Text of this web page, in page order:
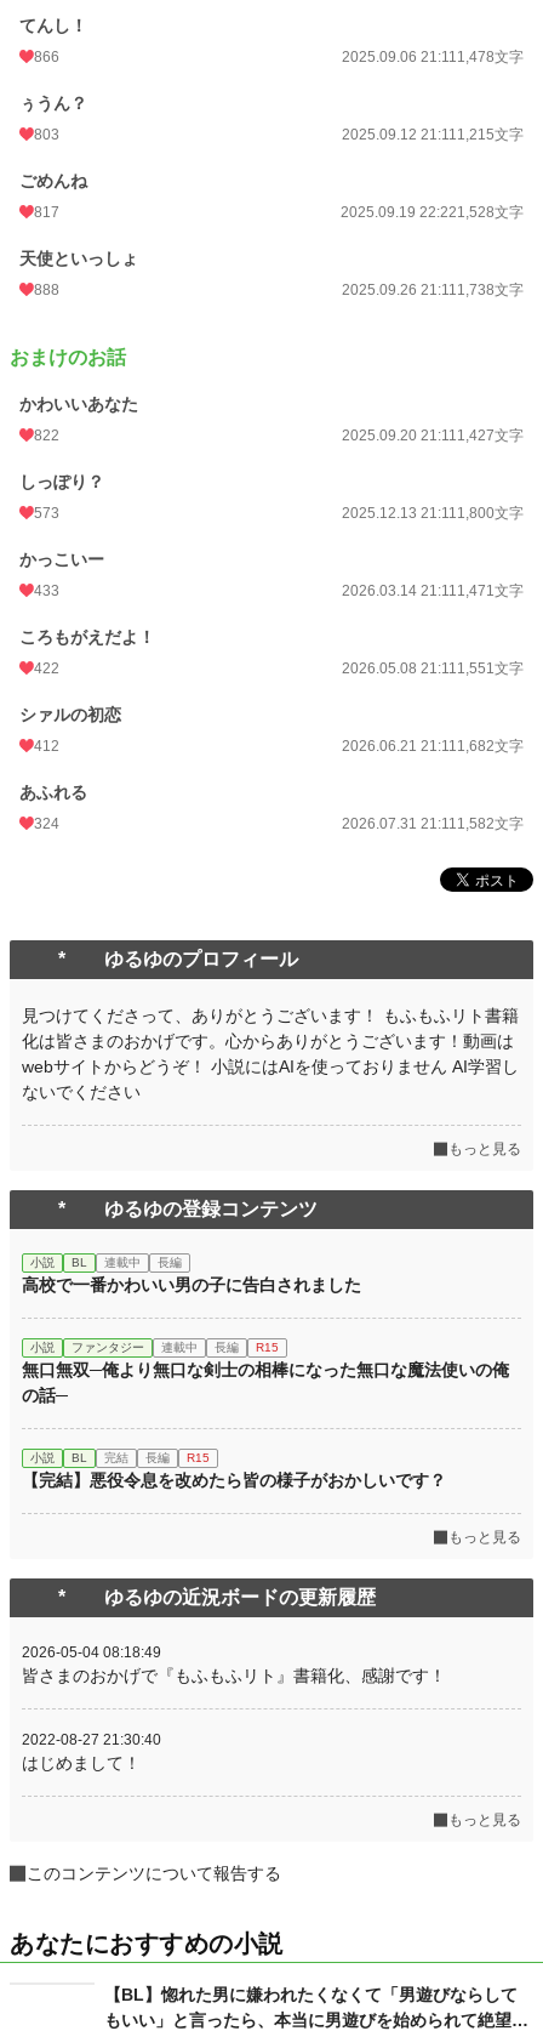
てんし！
866 2025.09.06 21:111,478文字
ぅうん？
803 2025.09.12 21:111,215文字
ごめんね
817 2025.09.19 22:221,528文字
天使といっしょ
888 2025.09.26 21:111,738文字
おまけのお話
かわいいあなた
822 2025.09.20 21:111,427文字
しっぽり？
573 2025.12.13 21:111,800文字
かっこいー
433 2026.03.14 21:111,471文字
ころもがえだよ！
422 2026.05.08 21:111,551文字
シァルの初恋
412 2026.06.21 21:111,682文字
あふれる
324 2026.07.31 21:111,582文字
* ゆるゆのプロフィール
見つけてくださって、ありがとうございます！ もふもふリト書籍
化は皆さまのおかげです。心からありがとうございます！動画は
webサイトからどうぞ！ 小説にはAIを使っておりません AI学習し
ないでください
もっと見る
* ゆるゆの登録コンテンツ
小説 BL 連載中 長編
高校で一番かわいい男の子に告白されました
小説 ファンタジー 連載中 長編 R15
無口無双─俺より無口な剣士の相棒になった無口な魔法使いの俺
の話─
小説 BL 完結 長編 R15
【完結】悪役令息を改めたら皆の様子がおかしいです？
もっと見る
* ゆるゆの近況ボードの更新履歴
2026-05-04 08:18:49
皆さまのおかげで『もふもふリト』書籍化、感謝です！
2022-08-27 21:30:40
はじめまして！
もっと見る
このコンテンツについて報告する
あなたにおすすめの小説
【BL】惚れた男に嫌われたくなくて「男遊びならして
もいい」と言ったら、本当に男遊びを始められて絶望し